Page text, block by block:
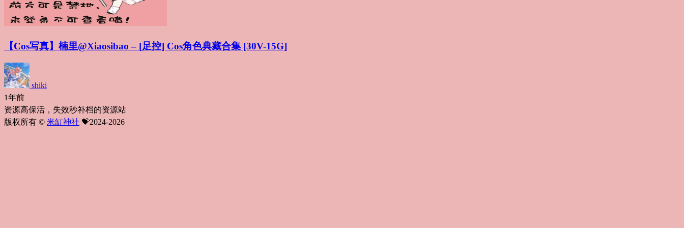
【Cos写真】楠里@Xiaosibao – [足控] Cos角色典藏合集 [30V-15G]
shiki
1年前
资源高保活，失效秒补档的资源站
版权所有 © 米缸神社 💝2024-2026